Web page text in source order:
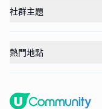
社群主題
熱門地點